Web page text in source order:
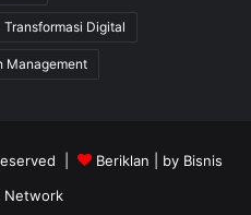
Transformasi Digital
Management
| Beriklan | by Bisnis
Network